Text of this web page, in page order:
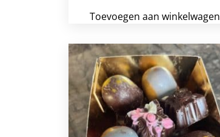
Toevoegen aan winkelwagen